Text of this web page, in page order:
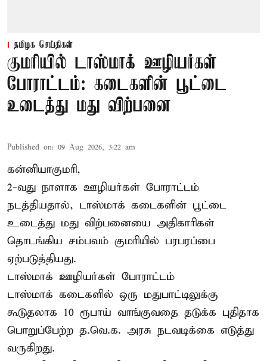
தமிழக செய்திகள்
குமரியில் டாஸ்மாக் ஊழியர்கள்
போராட்டம்: கடைகளின் பூட்டை
உடைத்து மது விற்பனை
Published on: 09 Aug 2026, 3:22 am
கன்னியாகுமரி,
2-வது நாளாக ஊழியர்கள் போராட்டம்
நடத்தியதால், டாஸ்மாக் கடைகளின் பூட்டை
உடைத்து மது விற்பனையை அதிகாரிகள்
தொடங்கிய சம்பவம் குமரியில் பரபரப்பை
ஏற்படுத்தியது.
டாஸ்மாக் ஊழியர்கள் போராட்டம்
டாஸ்மாக் கடைகளில் ஒரு மதுபாட்டிலுக்கு
கூடுதலாக 10 ரூபாய் வாங்குவதை தடுக்க புதிதாக
பொறுப்பேற்ற த.வெ.க. அரசு நடவடிக்கை எடுத்து
வருகிறது.